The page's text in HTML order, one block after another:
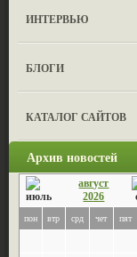
ИНТЕРВЬЮ
БЛОГИ
КАТАЛОГ САЙТОВ
Архив новостей
август
2026
пон втр срд чет пят